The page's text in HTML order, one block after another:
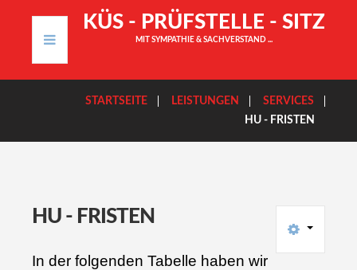
KÜS - PRÜ FST E LL E - S TZ
MIT SYMPATHIE & SACHVERSTAND ...
START
STARTSEITE LEISTUNGEN
SERVICES
HU - FRISTEN
HU - FRISTEN
In der folgenden Tabelle haben wir